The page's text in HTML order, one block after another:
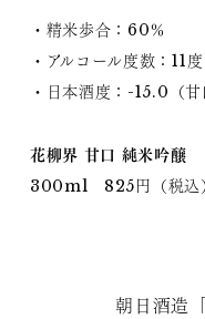
・精米歩合：60％
・アルコール度数：11度
・日本酒度：-15.0（甘
花柳界 甘口 純米吟醸
300ml 825円（税込
朝日酒造